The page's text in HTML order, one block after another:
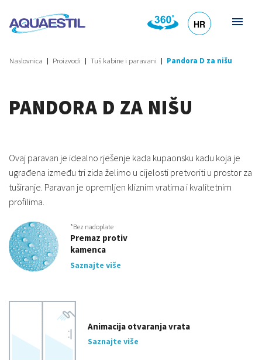
HR
Naslovnica Proizvodi Tuš kabine i paravani Pandora D za nišu
PANDORA D ZA NIŠU
Ovaj paravan je idealno rješenje kada kupaonsku kadu koja je
ugrađena između tri zida želimo u cijelosti pretvoriti u prostor za
tuširanje. Paravan je opremljen kliznim vratima i kvalitetnim
profilima.
*Bez nadoplate
Premaz protiv
kamenca
Saznajte više
Animacija otvaranja vrata
Saznajte više